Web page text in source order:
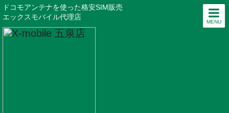
MENU
ドコモアンテナを使った格安SIM販売
エックスモバイル代理店